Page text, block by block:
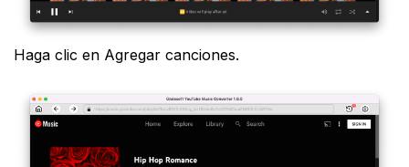
Haga clic en Agregar canciones.